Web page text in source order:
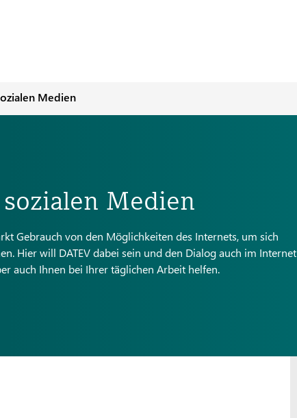
Medien
Medien
Gebrauch von den Möglichkeiten des Internets, um sich
Hier will DATEV dabei sein und den Dialog auch im Internet
auch Ihnen bei Ihrer täglichen Arbeit helfen.